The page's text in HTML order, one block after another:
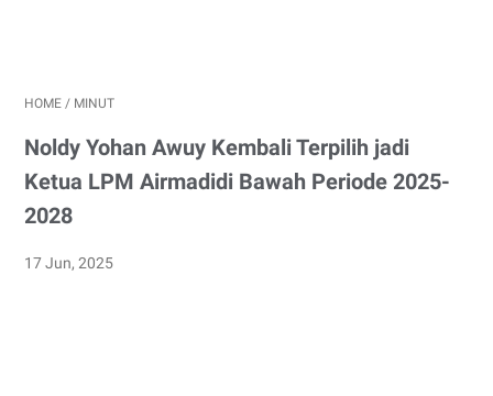
HOME / MINUT
Noldy Yohan Awuy Kembali Terpilih jadi
Ketua LPM Airmadidi Bawah Periode 2025-
2028
17 Jun, 2025